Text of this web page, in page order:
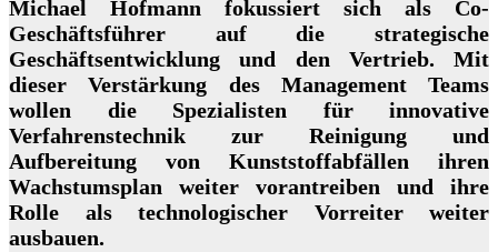
Michael Hofmann fokussiert sich als Co-
Geschäftsführer auf die strategische
Geschäftsentwicklung und den Vertrieb. Mit
dieser Verstärkung des Management Teams
wollen
die Spezialisten für
innovative
Verfahrenstechnik zur Reinigung und
Aufbereitung von Kunststoffabfällen ihren
Wachstumsplan weiter vorantreiben und ihre
Rolle als technologischer Vorreiter weiter
ausbauen.